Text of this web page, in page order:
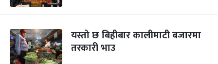
यस्तो छ बिहीबार कालीमाटी बजारमा
तरकारी भाउ